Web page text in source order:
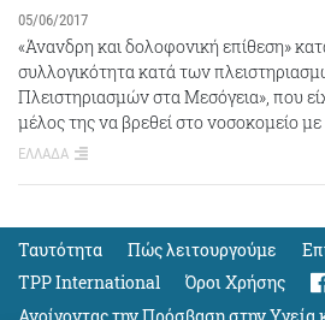
05/06/2017
«Άνανδρη και δολοφονική επίθεση»
συλλογικότητα κατά των
Πλειστηριασμών στα Μεσόγεια», που
μέλος της να βρεθεί στο νοσοκομείο
ΕΛΛΑΔΑ
Ταυτότητα Πώς λειτουργούμε
TPP International
Όροι Χρήσης